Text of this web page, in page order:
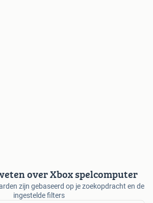
over Xbox spelcomputer
zijn gebaseerd op je zoekopdracht en de
ingestelde filters